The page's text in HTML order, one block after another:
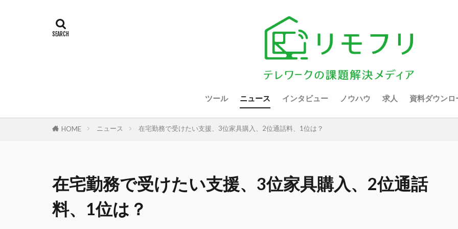
ツール ニュース インタビュー ノウハウ 求人 資料ダウンロ
HOME ニュース 在宅勤務で受けたい支援、3位家具購入、2位通話料、1位は？
在宅勤務で受けたい支援、3位家具購入、2位通話
料、1位は？